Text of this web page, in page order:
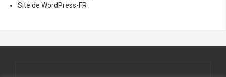
Site de WordPress-FR